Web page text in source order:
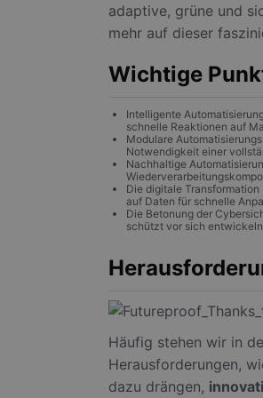
adaptive, grüne und
mehr auf dieser
Wichtige
Intelligente
schnelle Reaktionen auf
Modulare
Notwendigkeit einer
Nachhaltige
Die digitale
auf Daten für schnelle
Die Betonung der
schützt vor sich
Häufig stehen wir in
Herausforderungen,
dazu drängen,